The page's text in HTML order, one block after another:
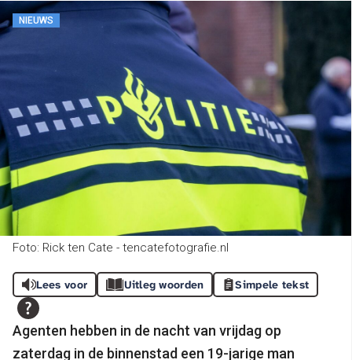
NIEUWS
Foto: Rick ten Cate - tencatefotografie.nl
Lees voor Uitleg woorden Simpele tekst
Agenten hebben in de nacht van vrijdag op
zaterdag in de binnenstad een 19-jarige man